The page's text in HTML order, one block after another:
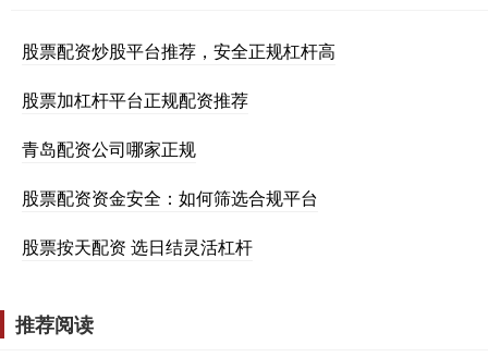
股票配资炒股平台推荐，安全正规杠杆高
股票加杠杆平台正规配资推荐
青岛配资公司哪家正规
股票配资资金安全：如何筛选合规平台
股票按天配资 选日结灵活杠杆
推荐阅读